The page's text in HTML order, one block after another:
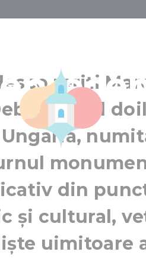
al
din
și cultural,
uimitoare